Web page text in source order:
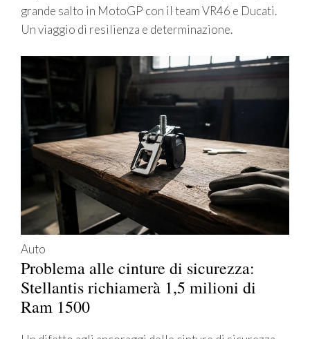
grande salto in MotoGP con il team VR46 e Ducati.
Un viaggio di resilienza e determinazione.
Auto
Problema alle cinture di sicurezza:
Stellantis richiamerà 1,5 milioni di
Ram 1500